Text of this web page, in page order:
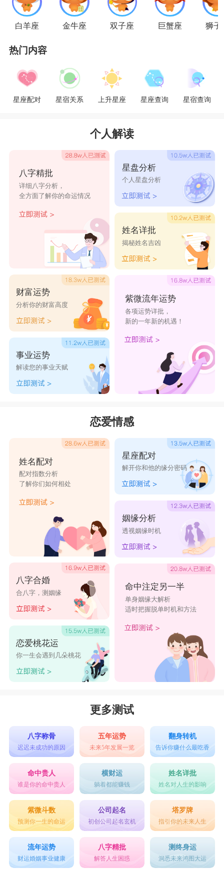
白羊座 金牛座 双子座 巨蟹座 狮子
热门内容
星座配对 星宿关系 上升星座 星座查询 星宿查询
个人解读
八字精批
详细八字分析，
全方面了解你的命运情况
财富运势
分析你的财富高度
事业运势
解读您的事业天赋
星盘分析
个人星盘分析
姓名详批
揭秘姓名吉凶
紫微流年运势
各项运势详批，
新的一年新的机遇！
恋爱情感
姓名配对
配对指数分析
了解你们如何相处
八字合婚
合八字，测姻缘
恋爱桃花运
你一生会遇到几朵桃花
星座配对
解开你和他的缘分密码
姻缘分析
透视姻缘时机
命中注定另一半
单身姻缘大解析
适时把握脱单时机和方法
更多测试
八字称骨
迟迟未成功的原因
五年运势
未来5年发展一览
翻身转机
告诉你赚什么最吃香
命中贵人
谁是你的命中贵人
横财运
躺着都能赚钱
姓名详批
姓名对人生的影响
紫微斗数
预测你一生的命运
公司起名
初创公司起名玄机
塔罗牌
指引你的未来人生
流年运势
财运婚姻事业健康
八字精批
解答人生困惑
测终身运
洞悉未来鸿图大运